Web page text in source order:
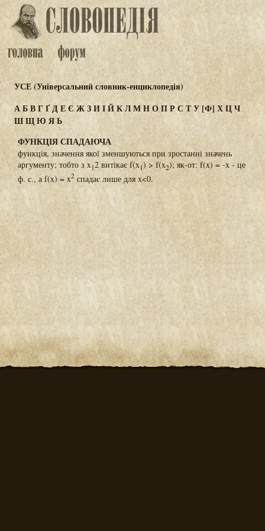
УСЕ (Універсальний словник-енциклопедія)
АБВГҐДЕЄ ЖЗИІЙКЛМНОПРС ТУ[Ф] ХЦЧ
ШЩЮЯЬ
ФУНКЦІЯ СПАДАЮЧА
функція, значення якої зменшуються при зростанні значень
аргументу; тобто з x12 витікає f(x1) > f(x2); як-от: f(x) = -x - це
ф. с., а f(x) = x2 спадає лише для x<0.